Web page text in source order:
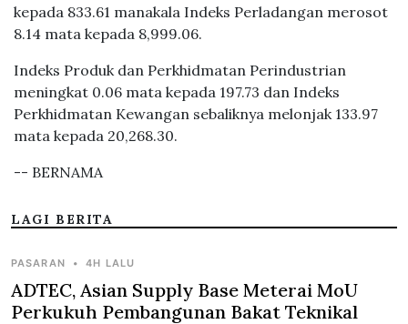
kepada 833.61 manakala Indeks Perladangan merosot
8.14 mata kepada 8,999.06.
Indeks Produk dan Perkhidmatan Perindustrian
meningkat 0.06 mata kepada 197.73 dan Indeks
Perkhidmatan Kewangan sebaliknya melonjak 133.97
mata kepada 20,268.30.
-- BERNAMA
LAGI BERITA
PASARAN • 4H LALU
ADTEC, Asian Supply Base Meterai MoU
Perkukuh Pembangunan Bakat Teknikal